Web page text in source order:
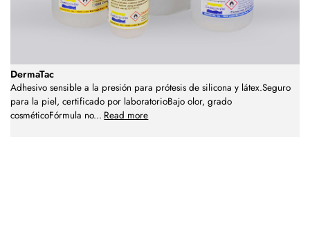
DermaTac
Adhesivo sensible a la presión para prótesis de silicona y látex.Seguro
para la piel, certificado por laboratorioBajo olor, grado
cosméticoFórmula no... Read more